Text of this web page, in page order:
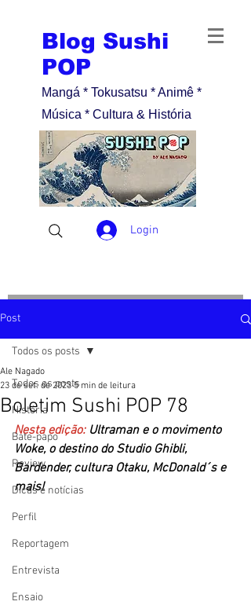
Blog Sushi
POP
Mangá * Tokusatsu * Animê *
Música * Cultura & História
Login
Post
Todos os posts
História
Bate-papo
Review
Dicas e notícias
Perfil
Reportagem
Entrevista
Ensaio
Todos os posts
Boletim Sushi POP 78
Ale Nagado
23 de set. de 2023 5 min de leitura
Nesta edição: Ultraman e o movimento
Woke, o destino do Studio Ghibli,
Bardender, cultura Otaku, McDonald´s e
mais!